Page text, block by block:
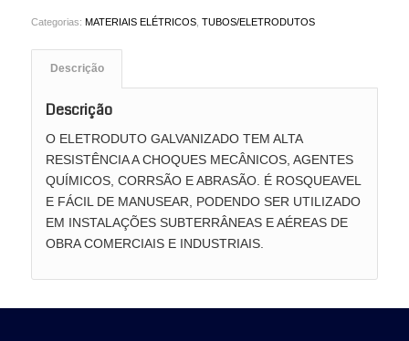
Categorias: MATERIAIS ELÉTRICOS, TUBOS/ELETRODUTOS
Descrição
Descrição
O ELETRODUTO GALVANIZADO TEM ALTA
RESISTÊNCIA A CHOQUES MECÂNICOS, AGENTES
QUÍMICOS, CORRSÃO E ABRASÃO. É ROSQUEAVEL
E FÁCIL DE MANUSEAR, PODENDO SER UTILIZADO
EM INSTALAÇÕES SUBTERRÂNEAS E AÉREAS DE
OBRA COMERCIAIS E INDUSTRIAIS.